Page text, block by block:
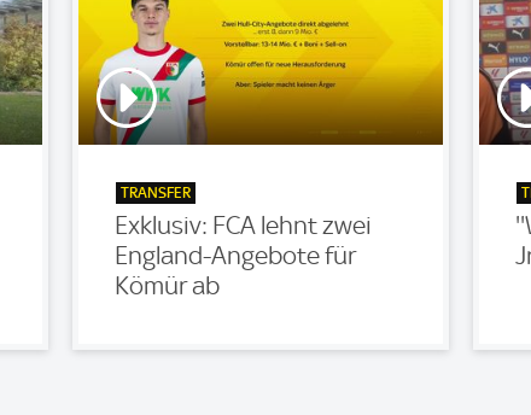
TRANSFER
Exklusiv: FCA lehnt zwei
England-Angebote für
Kömür ab